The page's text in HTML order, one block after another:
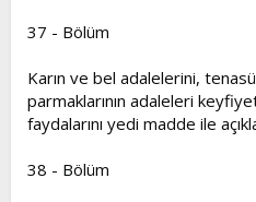
37 - Bölüm
Karın ve bel adalelerini,
parmaklarının adaleleri
faydalarını yedi madde ile
38 - Bölüm